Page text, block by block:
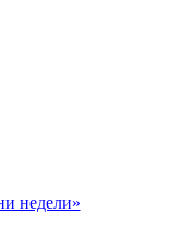
недели»